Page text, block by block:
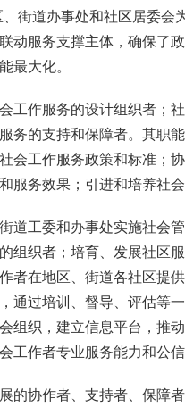
街道办事处和社区居委会
动服务支撑主体，确保了
最大化。
工作服务的设计组织者；
务的支持和保障者。其职
会工作服务政策和标准；
服务效果；引进和培养社
道工委和办事处实施社会
组织者；培育、发展社区
者在地区、街道各社区提
通过培训、督导、评估等
组织，建立信息平台，推
工作者专业服务能力和公
的协作者、支持者、保障